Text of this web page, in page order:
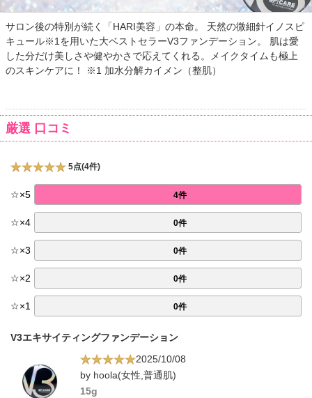
サロン後の特別が続く「HARI美容」の本命。 天然の微細針イノスピ
キュール※1を用いた大ベストセラーV3ファンデーション。 肌は愛
した分だけ美しさや健やかさで応えてくれる。メイクタイムも極上
のスキンケアに！ ※1 加水分解カイメン（整肌）
厳選 口コミ
5点(4件)
☆×5 4件
☆×4 0件
☆×3 0件
☆×2 0件
☆×1 0件
V3エキサイティングファンデーション
2025/10/08
by hoola(女性,普通肌)
15g